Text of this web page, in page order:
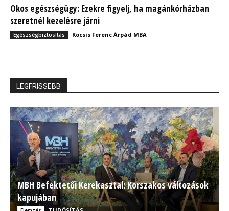
Okos egészségügy: Ezekre figyelj, ha magánkórházban
szeretnél kezelésre járni
Egészségbiztosítás Kocsis Ferenc Árpád MBA
LEGFRISSEBB
MBH Befektetői Kerekasztal: Korszakos változások
kapujában